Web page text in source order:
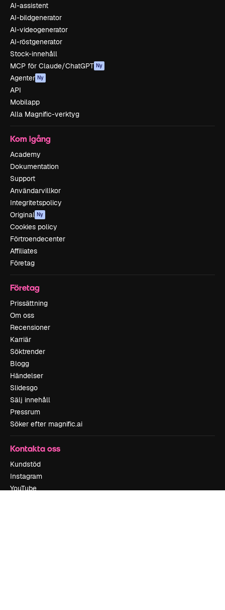
AI-assistent
AI-bildgenerator
AI-videogenerator
AI-röstgenerator
Stock-innehåll
MCP för Claude/ChatGPT Ny
Agenter Ny
API
Mobilapp
Alla Magnific-verktyg
Kom igång
Academy
Dokumentation
Support
Användarvillkor
Integritetspolicy
Original Ny
Cookies policy
Förtroendecenter
Affiliates
Företag
Företag
Prissättning
Om oss
Recensioner
Karriär
Söktrender
Blogg
Händelser
Slidesgo
Sälj innehåll
Pressrum
Söker efter magnific.ai
Kontakta oss
Kundstöd
Instagram
YouTube